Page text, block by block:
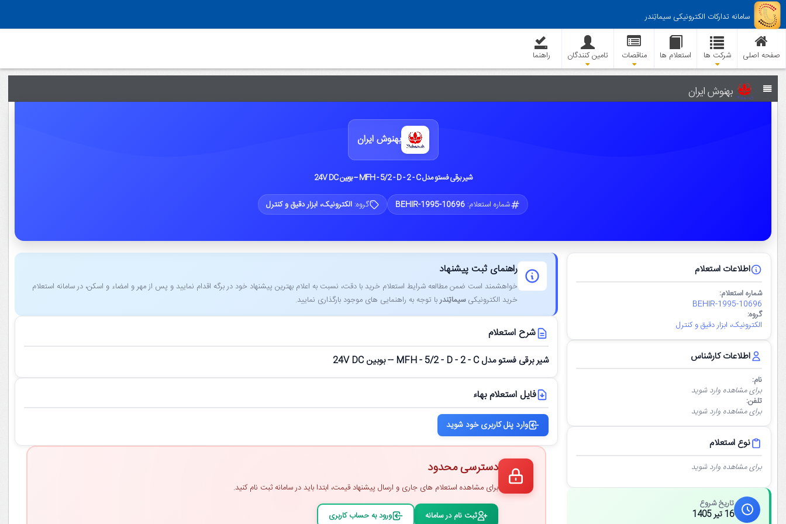
سامانه تدارکات الکترونیکی سیماتِندر
صفحه اصلی شرکت ها استعلام ها مناقصات تامین کنندگان راهنما
بهنوش ایران
بهنوش ایران
شیر برقی فستو مدل MFH - 5/2 - D - 2 - C -- بوبین 24V DC
شماره استعلام:BEHIR-1995-10696 گروه:الکترونیک، ابزار دقیق و کنترل
اطلاعات استعلام
شماره استعلام:
BEHIR-1995-10696
گروه:
الکترونیک، ابزار دقیق و کنترل
اطلاعات کارشناس
نام:
برای مشاهده وارد شوید
تلفن:
برای مشاهده وارد شوید
نوع استعلام
برای مشاهده وارد شوید
تاریخ شروع
16 تیر 1405
راهنمای ثبت پیشنهاد
خواهشمند است ضمن مطالعه شرایط استعلام خرید با دقت، نسبت به اعلام بهترین پیشنهاد خود در برگه اقدام نمایید و پس از مهر و امضاء و اسکن، در سامانه استعلام
خرید الکترونیکیسیماتِندربا توجه به راهنمایی ‌های موجود بارگذاری نمایید.
شرح استعلام
شیر برقی فستو مدل MFH - 5/2 - D - 2 - C -- بوبین 24V DC
فایل استعلام بهاء
وارد پنل کاربری خود شوید
دسترسی محدود
برای مشاهده استعلام ‌های جاری و ارسال پیشنهاد قیمت، ابتدا باید در سامانه ثبت ‌نام کنید.
ثبت ‌نام در سامانه ورود به حساب کاربری